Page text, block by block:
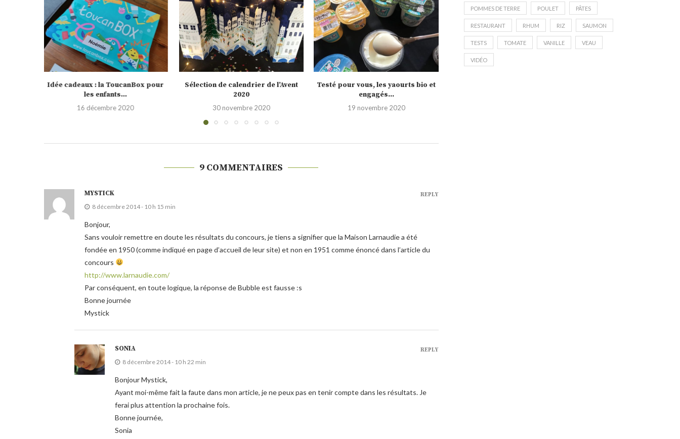
Sélection de calendrier de l’Avent
2020
30 novembre 2020
Testé pour vous, les yaourts bio et
engagés...
19 novembre 2020
Noël 2020, les nouveautés Picard
10 novembre 2020
9 COMMENTAIRES
MYSTICK
8 décembre 2014 - 10 h 15 min
Bonjour,
Sans vouloir remettre en doute les résultats du concours, je tiens a signifier que la Maison Larnaudie a été
fondée en 1950 (comme indiqué en page d’accueil de leur site) et non en 1951 comme énoncé dans l’article du
concours
http://www.larnaudie.com/
Par conséquent, en toute logique, la réponse de Bubble est fausse :s
Bonne journée
Mystick
REPLY
SONIA
8 décembre 2014 - 10 h 22 min
Bonjour Mystick,
Ayant moi-même fait la faute dans mon article, je ne peux pas en tenir compte dans les résultats. Je
ferai plus attention la prochaine fois.
Bonne journée,
Sonia
REPLY
POMMES DE TERRE POULET PÂTES
RESTAURANT RHUM RIZ SAUMON
TESTS TOMATE VANILLE VEAU
VIDÉO